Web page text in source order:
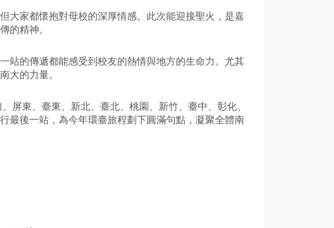
大家都懷抱對母校的深厚情感。此次能迎接聖火，是嘉
的精神。
站的傳遞都能感受到校友的熱情與地方的生命力。尤其
大的力量。
屏東、臺東、新北、臺北、桃園、新竹、臺中、彰化、
最後一站，為今年環臺旅程劃下圓滿句點，凝聚全體南